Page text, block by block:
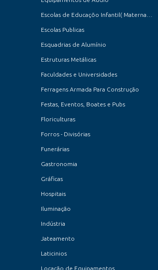
Escolas Publicas
Esquadrias de Alumínio
Estruturas Metálicas
Faculdades e Universidades
Ferragens Armada Para Construção
Festas, Eventos, Boates e Pubs
Floriculturas
Forros - Divisórias
Funerárias
Gastronomia
Gráficas
Hospitais
Iluminação
Indústria
Jateamento
Laticinios
Locação de Equipamentos